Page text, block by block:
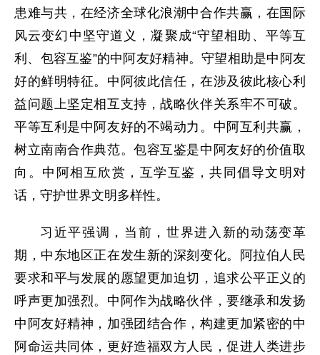
患难与共，在经济全球化浪潮中合作共赢，在国际
风云变幻中坚守道义，凝聚成“守望相助、平等互
利、包容互鉴”的中阿友好精神。守望相助是中阿友
好的鲜明特征。中阿彼此信任，在涉及彼此核心利
益问题上坚定相互支持，战略伙伴关系牢不可破。
平等互利是中阿友好的不竭动力。中阿互利共赢，
树立南南合作典范。包容互鉴是中阿友好的价值取
向。中阿相互欣赏，互学互鉴，共同倡导文明对
话，守护世界文明多样性。
习近平强调，当前，世界进入新的动荡变革
期，中东地区正在发生新的深刻变化。阿拉伯人民
要求和平与发展的愿望更加迫切，追求公平正义的
呼声更加强烈。中阿作为战略伙伴，要继承和发扬
中阿友好精神，加强团结合作，构建更加紧密的中
阿命运共同体，更好造福双方人民，促进人类进步